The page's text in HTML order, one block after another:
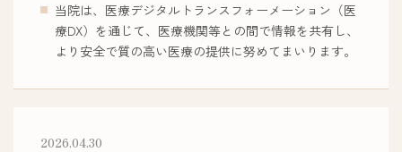
当院は、医療デジタルトランスフォーメーション（医
療DX）を通じて、医療機関等との間で情報を共有し、
より安全で質の高い医療の提供に努めてまいります。
2026.04.30